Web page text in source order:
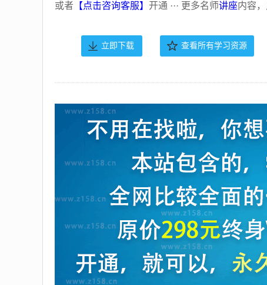
或者 【点击咨询客服】 开通 ··· 更多名师讲座内容
立即下载 查看所有学习资源